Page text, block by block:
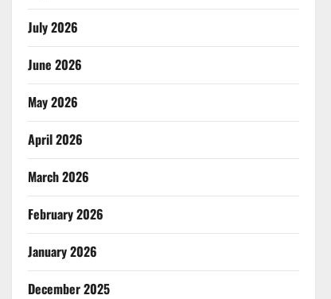
July 2026
June 2026
May 2026
April 2026
March 2026
February 2026
January 2026
December 2025